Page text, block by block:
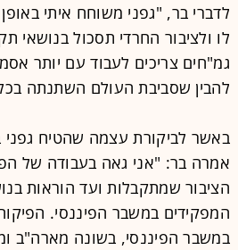
לדברי בר, "גפני משוחח איתי
לו ולציבור החרדי תסכול בנושאי
גמ"חים צריכים לעבוד עם יותר
להבין שסביבת העולם השתנתה
באשר לביקורת עצמה שהטיח גפני
אמרה בר: "אני גאה בעבודה של
הציבור שמתקבלות ועד הוראות
המפקידים במשבר הפיננסי.
במשבר הפיננסי, בשונה מארה"ב